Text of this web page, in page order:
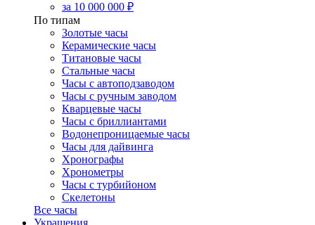
за 10 000 000 ₽
По типам
Золотые часы
Керамические часы
Титановые часы
Стальные часы
Часы с автоподзаводом
Часы с ручным заводом
Кварцевые часы
Часы с бриллиантами
Водонепроницаемые часы
Часы для дайвинга
Хронографы
Хронометры
Часы с турбийоном
Скелетоны
Все часы